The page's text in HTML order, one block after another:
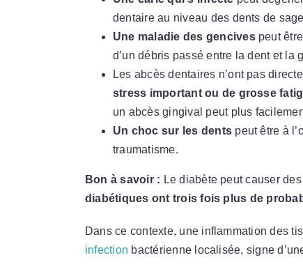
dentaire au niveau des dents de
Une maladie des gencivespeut
d’un débris passé entre la dent et la
Les abcès dentaires n’ont pas
stress important ou de grosse
un abcès gingival peut plus
Un choc sur les dents peut être à
traumatisme.
Bon à savoir : Le diabète peut causer
diabétiques ont trois fois plus de
Dans ce contexte, une inflammation des
infection bactérienne localisée, signe